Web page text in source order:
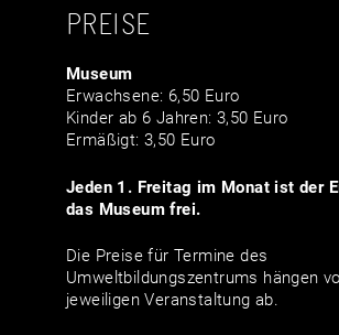
PREISE
Museum
Erwachsene: 6,50 Euro
Kinder ab 6 Jahren: 3,50 Euro
Ermäßigt: 3,50 Euro
Jeden 1. Freitag im Monat ist der
das Museum frei.
Die Preise für Termine des
Umweltbildungszentrums hängen
jeweiligen Veranstaltung ab.